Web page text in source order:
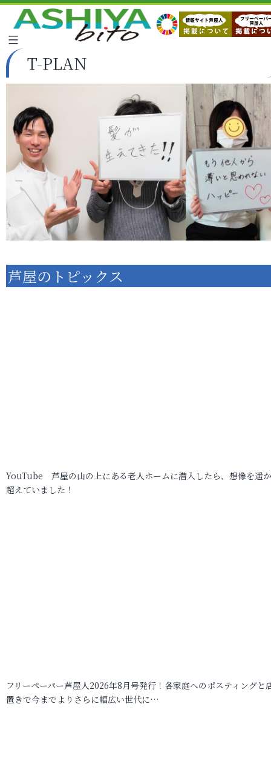
T-PLAN
芦屋のトピックス
YouTube 芦屋の山の上にある老人ホームに潜入したら、想像を遥
超えていました！
フリーペーパー芦屋人2026年8月号発行！各家庭へのポスティングと
置きで今までよりさらに幅広い世代に…